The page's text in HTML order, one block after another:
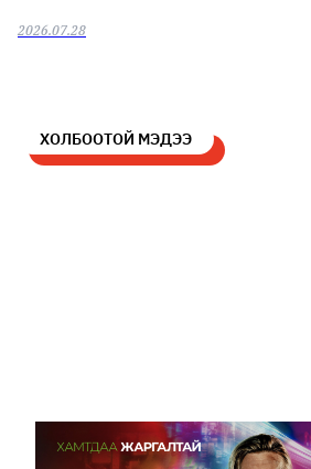
2026.07.28
ХОЛБООТОЙ МЭДЭЭ